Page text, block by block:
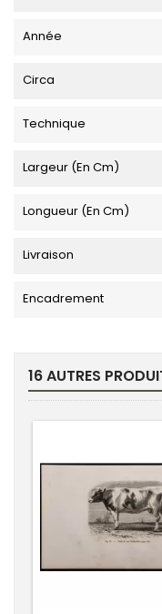
Année
Circa
Technique
Largeur (en Cm)
Longueur (en Cm)
Livraison
Encadrement
16 AUTRES